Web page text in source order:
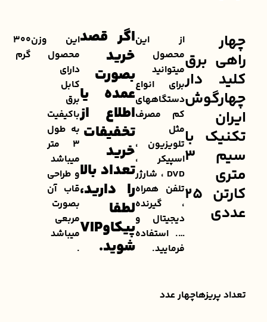
چهار
راهی برق
کلید دار
چهارگوش
ایران
تکنیک با
سیم 3
متری
کارتن 25
عددی
از این
محصول
میتوانید
برای انواع
دستگاههای
کم مصرف
مثل
تلویزیون ،
اسپیکر ،
DVD ، شارژر
تلفن همراه
، گیرنده
دیجیتال و
…. استفاده
فرمایید.
اگر قصد
خرید
بصورت
عمده یا
اطلاع از
تخفیفات
خرید
تعداد بالا
را دارید،
لطفا
پیکاوVIP
شوید.
این
محصول
دارای
کابل
برق
باکیفیت
به طول
3 متر
میباشد
و طراحی
قاب آن
بصورت
مربعی
میباشد
.
وزن300
گرم
تعداد پریزهاچهار عدد